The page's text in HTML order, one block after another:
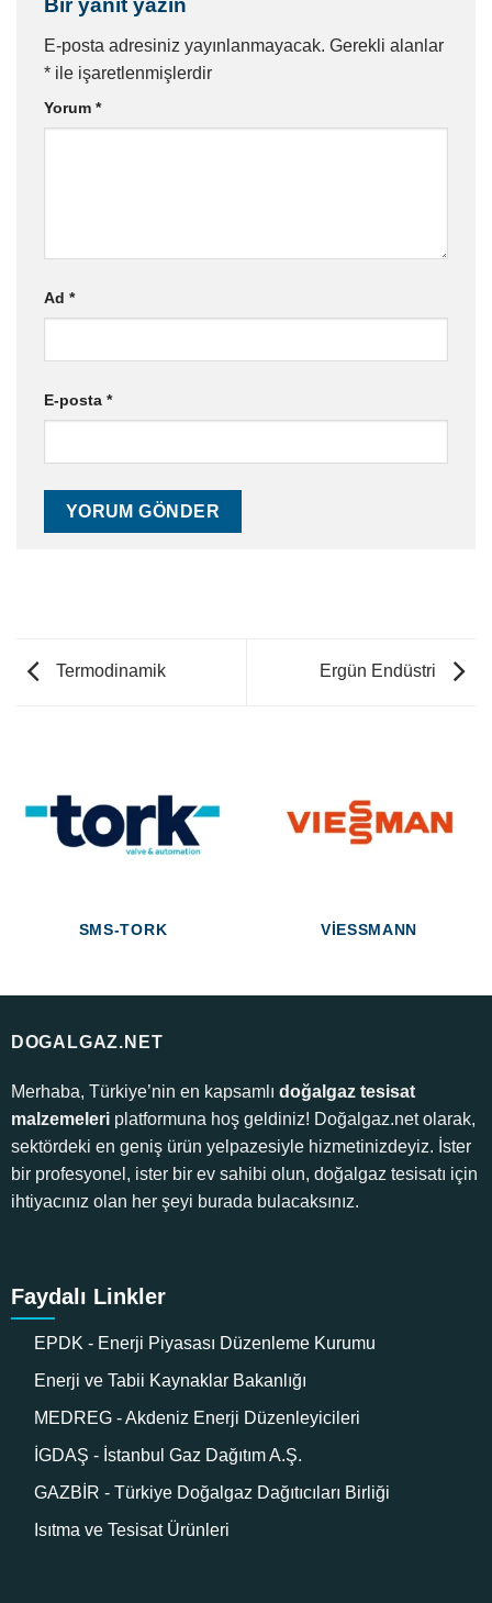
E-posta adresiniz yayınlanmayacak. Gerekli alanlar
* ile işaretlenmişlerdir
Yorum *
Ad *
E-posta *
Termodinamik Ergün Endüstri
SMS-TORK VIESSMANN
DOGALGAZ.NET
Merhaba, Türkiye’nin en kapsamlı doğalgaz tesisat
malzemeleriplatformuna hoş geldiniz! Doğalgaz.net olarak,
sektördeki en geniş ürün yelpazesiyle hizmetinizdeyiz. İster
bir profesyonel, ister bir ev sahibi olun, doğalgaz tesisatı için
ihtiyacınız olan her şeyi burada bulacaksınız.
Faydalı Linkler
EPDK - Enerji Piyasası Düzenleme Kurumu
Enerji ve Tabii Kaynaklar Bakanlığı
MEDREG - Akdeniz Enerji Düzenleyicileri
İGDAŞ - İstanbul Gaz Dağıtım A.Ş.
GAZBİR - Türkiye Doğalgaz Dağıtıcıları Birliği
Isıtma ve Tesisat Ürünleri